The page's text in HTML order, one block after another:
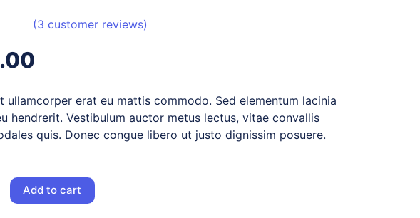
(3 customer reviews)
ullamcorper erat eu mattis commodo. Sed elementum lacinia
hendrerit. Vestibulum auctor metus lectus, vitae convallis
quis. Donec congue libero ut justo dignissim posuere.
Add to cart